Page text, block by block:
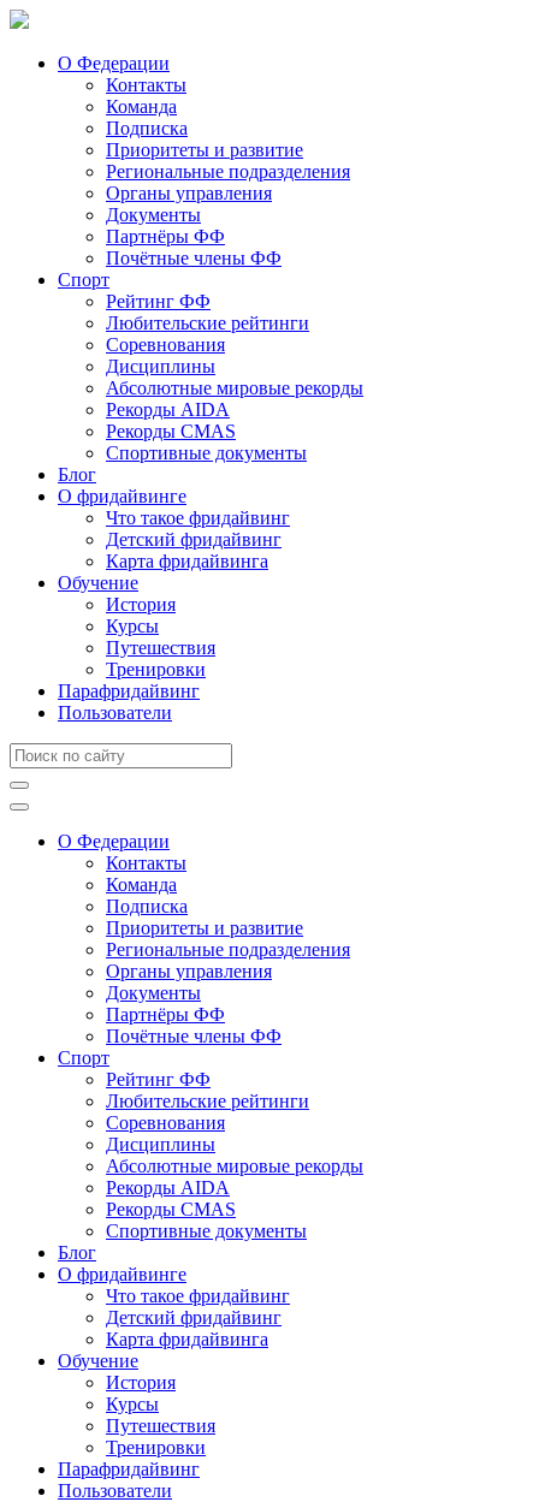
О Федерации
Контакты
Команда
Подписка
Приоритеты и развитие
Региональные подразделения
Органы управления
Документы
Партнёры ФФ
Почётные члены ФФ
Спорт
Рейтинг ФФ
Любительские рейтинги
Соревнования
Дисциплины
Абсолютные мировые рекорды
Рекорды AIDA
Рекорды CMAS
Спортивные документы
Блог
О фридайвинге
Что такое фридайвинг
Детский фридайвинг
Карта фридайвинга
Обучение
История
Курсы
Путешествия
Тренировки
Парафридайвинг
Пользователи
О Федерации
Контакты
Команда
Подписка
Приоритеты и развитие
Региональные подразделения
Органы управления
Документы
Партнёры ФФ
Почётные члены ФФ
Спорт
Рейтинг ФФ
Любительские рейтинги
Соревнования
Дисциплины
Абсолютные мировые рекорды
Рекорды AIDA
Рекорды CMAS
Спортивные документы
Блог
О фридайвинге
Что такое фридайвинг
Детский фридайвинг
Карта фридайвинга
Обучение
История
Курсы
Путешествия
Тренировки
Парафридайвинг
Пользователи